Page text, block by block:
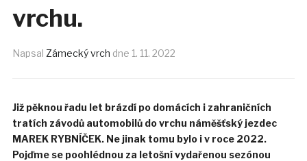
vrchu.
Napsal Zámecký vrch dne 1. 11. 2022
Již pěknou řadu let brázdí po domácích i zahraničních
tratích závodů automobilů do vrchu náměšťský jezdec
MAREK RYBNÍČEK. Ne jinak tomu bylo i v roce 2022.
Pojďme se poohlédnou za letošní vydařenou sezónou